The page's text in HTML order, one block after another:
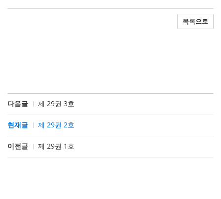
목록으로
다음글 제 29권 3호
현재글 제 29권 2호
이전글 제 29권 1호